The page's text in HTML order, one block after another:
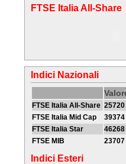
FTSE Italia All-Share
Indici Nazionali
FTSE Italia All-Share 25720
FTSE Italia Mid Cap
39374
FTSE Italia Star
46268
FTSE MIB
23707
Indici Esteri